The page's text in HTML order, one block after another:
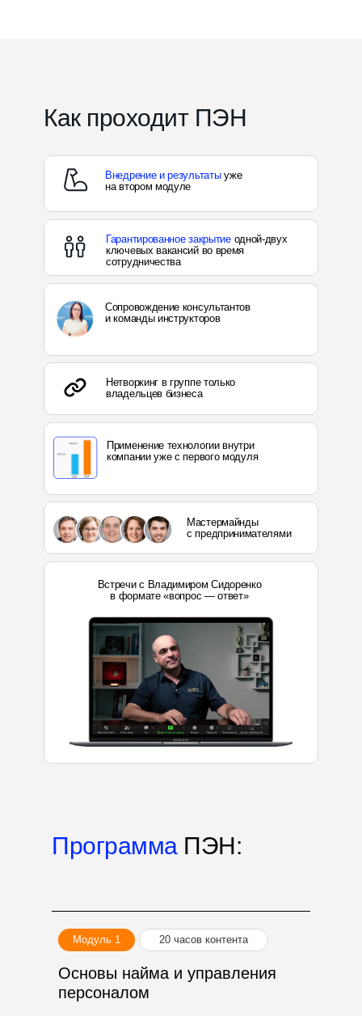
Как проходит ПЭН
Внедрение и результатыуже
на втором модуле
Гарантированное закрытиеодной-двух
ключевых вакансий во время
сотрудничества
Сопровождение консультантов
и команды инструкторов
Применение технологии внутри
компании уже с первого модуля
Нетворкинг в группе только
владельцев бизнеса
Мастермайнды
с предпринимателями
Встречи с Владимиром Сидоренко
в формате «вопрос — ответ»
ПрограммаПЭН:
Модуль 1 20 часов контента
Основы найма и управления
персоналом